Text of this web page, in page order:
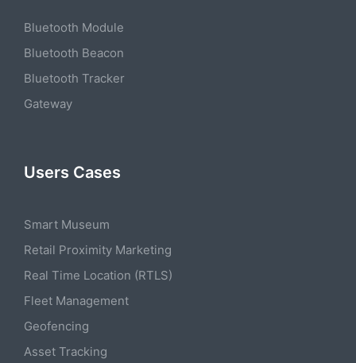
Bluetooth Module
Bluetooth Beacon
Bluetooth Tracker
Gateway
Users Cases
Smart Museum
Retail Proximity Marketing
Real Time Location (RTLS)
Fleet Management
Geofencing
Asset Tracking